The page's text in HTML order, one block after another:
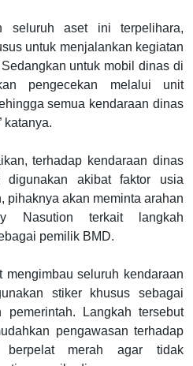
seluruh aset ini terpelihara,
untuk menjalankan kegiatan
untuk mobil dinas di
pengecekan melalui unit
semua kendaraan dinas
katanya.
terhadap kendaraan dinas
akibat faktor usia
pihaknya akan meminta arahan
Nasution terkait langkah
pemilik BMD.
mengimbau seluruh kendaraan
stiker khusus sebagai
pemerintah. Langkah tersebut
pengawasan terhadap
berpelat merah agar tidak